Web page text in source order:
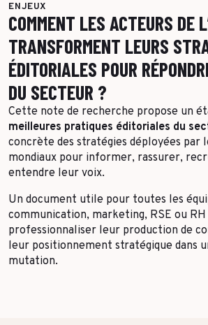
ENJEUX
COMMENT LES ACTEURS DE
TRANSFORMENT LEURS
ÉDITORIALES POUR
DU SECTEUR ?
Cette note de recherche propose un
meilleures pratiques éditoriales du
concrète des stratégies déployées par
mondiaux pour informer, rassurer,
entendre leur voix.
Un document utile pour toutes les
communication, marketing, RSE ou
professionnaliser leur production de
leur positionnement stratégique dans
mutation.